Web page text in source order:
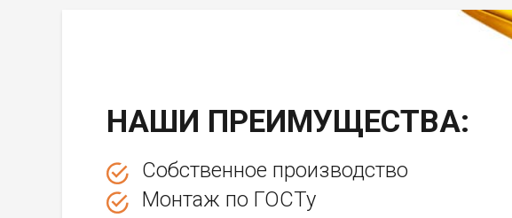
НАШИ ПРЕИМУЩЕСТВА:
Собственное производство
Монтаж по ГОСТу